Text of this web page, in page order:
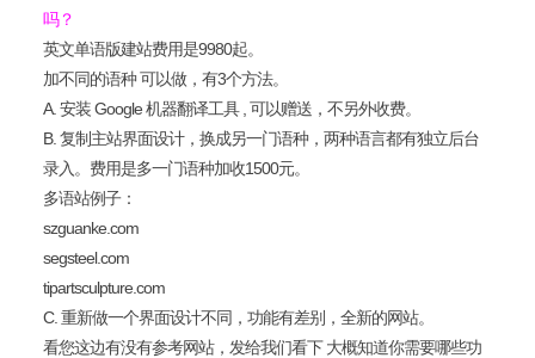
吗？
英文单语版建站费用是9980起。
加不同的语种 可以做，有3个方法。
A. 安装 Google 机器翻译工具 , 可以赠送，不另外收费。
B. 复制主站界面设计，换成另一门语种，两种语言都有独立后台
录入。费用是多一门语种加收1500元。
多语站例子：
szguanke.com
segsteel.com
tipartsculpture.com
C. 重新做一个界面设计不同，功能有差别，全新的网站。
看您这边有没有参考网站，发给我们看下 大概知道你需要哪些功